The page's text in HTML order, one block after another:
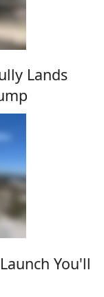
Lands
You'll